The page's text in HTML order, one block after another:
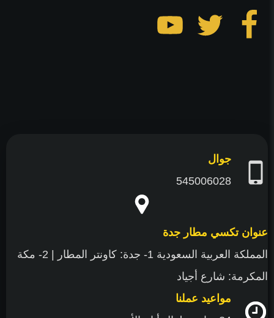
تابعنا
على
تابعنا
على
جوال
545006028
عنوان تكسي مطار جدة
المملكة العربية السعودية 1- جدة: كاونتر المطار | 2- مكة
المكرمة: شارع أجياد
مواعيد عملنا